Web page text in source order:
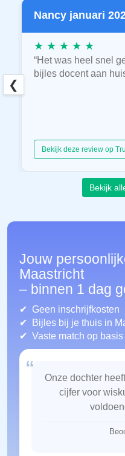
Nancy januari
★ ★ ★ ★ ★
“Het was heel snel
bijles docent aan
Bekijk deze review op
❮
Bekijk
Jouw
Maastricht
– binnen 1 dag
Geen inschrijfkosten
Bijles bij je thuis in
Vaste match op
“
Onze dochter
cijfer voor